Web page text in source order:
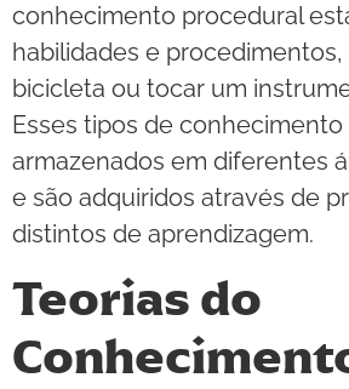
conhecimento procedural
habilidades e
bicicleta ou tocar um
Esses tipos de conhecimento
armazenados em diferentes
e são adquiridos através de
distintos de aprendizagem.
Teorias do